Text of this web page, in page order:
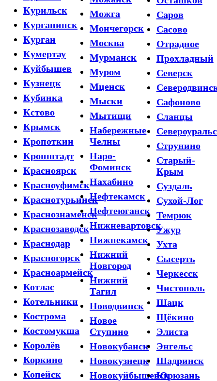
Курильск
Курганинск
Курган
Кумертау
Куйбышев
Кузнецк
Кубинка
Кстово
Крымск
Кропоткин
Кронштадт
Красноярск
Красноуфимск
Краснотурьинск
Краснознаменск
Краснозаводск
Краснодар
Красногорск
Красноармейск
Котлас
Котельники
Кострома
Костомукша
Королёв
Коркино
Копейск
Можга
Мончегорск
Москва
Мурманск
Муром
Мценск
Мыски
Мытищи
Набережные
Челны
Наро-
Фоминск
Нахабино
Нефтекамск
Нефтеюганск
Нижневартовск
Нижнекамск
Нижний
Новгород
Нижний
Тагил
Новодвинск
Новое
Ступино
Новокубанск
Новокузнецк
Новокуйбышевск
Саров
Сасово
Отрадное
Прохладный
Северск
Сафоново
Сланцы
Струнино
Старый-
Крым
Суздаль
Сухой-Лог
Темрюк
Ужур
Ухта
Сысерть
Черкесск
Чистополь
Шацк
Щёкино
Элиста
Энгельс
Шадринск
Юрюзань